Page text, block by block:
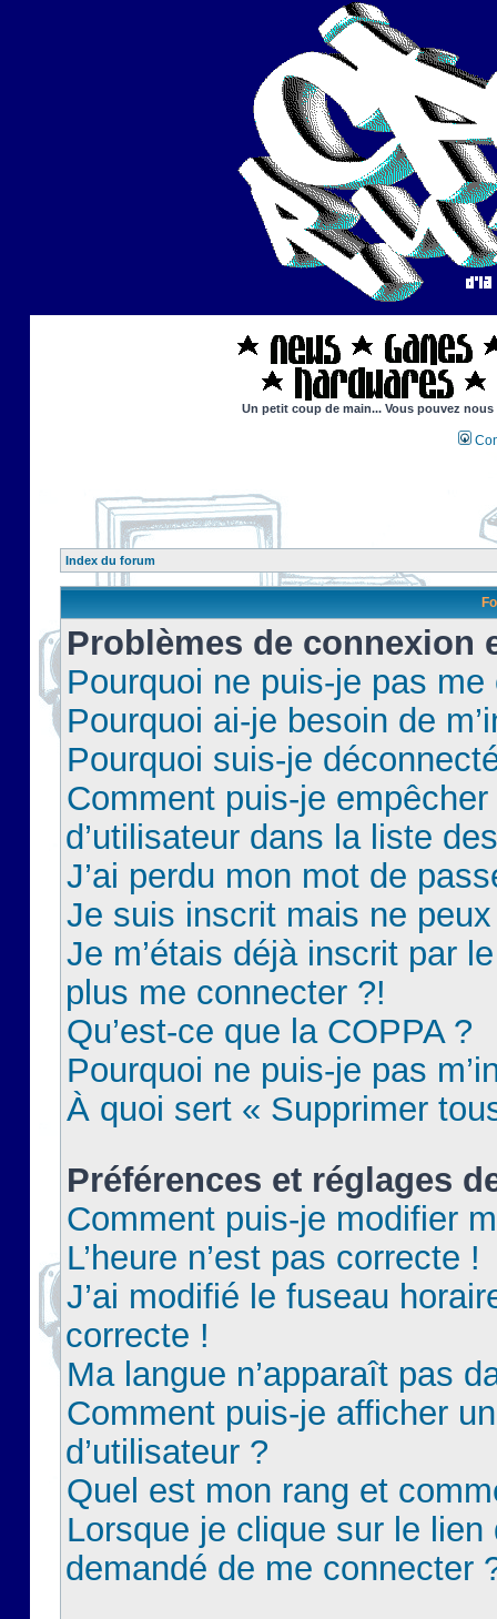
Un petit coup de main... Vous pouvez
Index du forum
Problèmes de connexion
Pourquoi ne puis-je pas
Pourquoi ai-je besoin de
Pourquoi suis-je
Comment puis-je
d’utilisateur dans la liste
J’ai perdu mon mot de
Je suis inscrit mais ne
Je m’étais déjà inscrit par
plus me connecter ?!
Qu’est-ce que la COPPA ?
Pourquoi ne puis-je pas
À quoi sert « Supprimer
Préférences et réglages
Comment puis-je modifier
L’heure n’est pas correcte !
J’ai modifié le fuseau
correcte !
Ma langue n’apparaît pas
Comment puis-je afficher
d’utilisateur ?
Quel est mon rang et
Lorsque je clique sur le lien
demandé de me connecter